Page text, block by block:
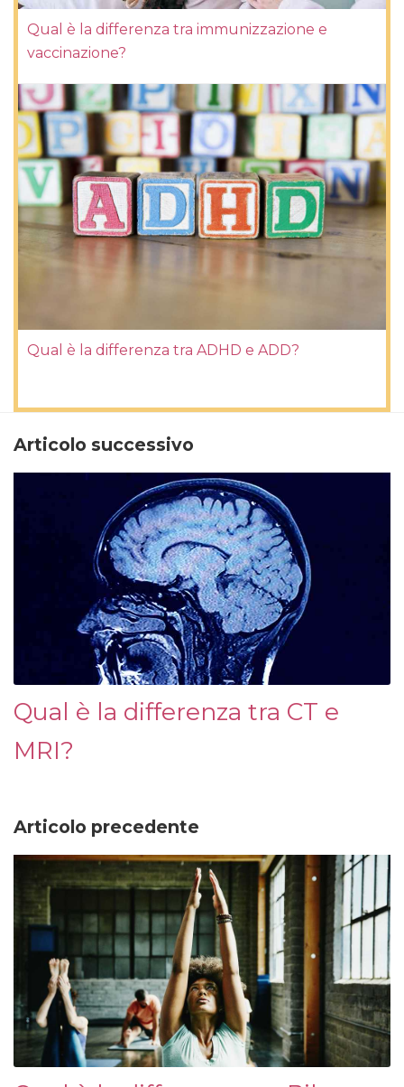
Qual è la differenza tra immunizzazione e
vaccinazione?
Qual è la differenza tra ADHD e ADD?
Articolo successivo
Qual è la differenza tra CT e
MRI?
Articolo precedente